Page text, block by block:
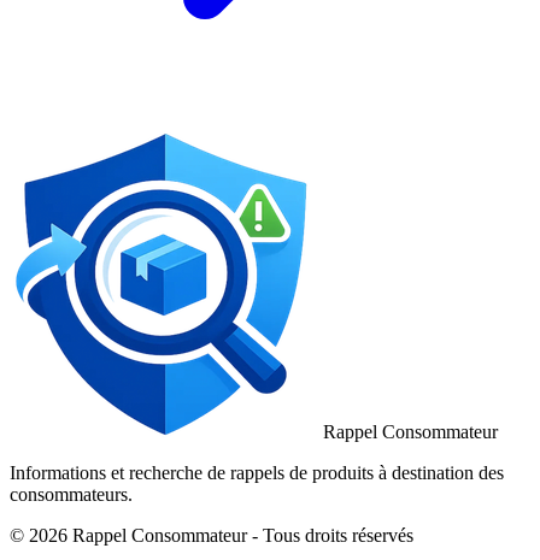
Rappel Consommateur
Informations et recherche de rappels de produits à destination des
consommateurs.
© 2026 Rappel Consommateur - Tous droits réservés